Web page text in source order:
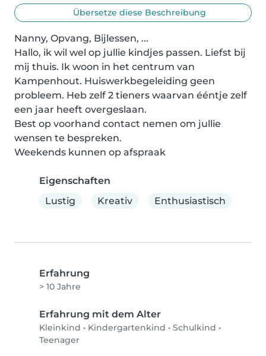
Übersetze diese Beschreibung
Nanny, Opvang, Bijlessen, ...
Hallo, ik wil wel op jullie kindjes passen. Liefst bij
mij thuis. Ik woon in het centrum van
Kampenhout. Huiswerkbegeleiding geen
probleem. Heb zelf 2 tieners waarvan ééntje zelf
een jaar heeft overgeslaan.
Best op voorhand contact nemen om jullie
wensen te bespreken.
Weekends kunnen op afspraak
Eigenschaften
Lustig
Kreativ Enthusiastisch
Erfahrung
> 10 Jahre
Erfahrung mit dem Alter
Kleinkind • Kindergartenkind • Schulkind •
Teenager